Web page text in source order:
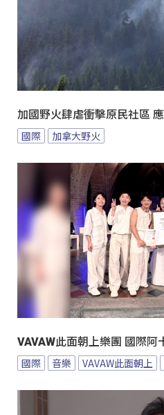
加國野火肆虐衝擊原民社區
國際 加拿大野火
VAVAW此面朝上樂團 國際阿
國際 音樂 VAVAW此面朝上